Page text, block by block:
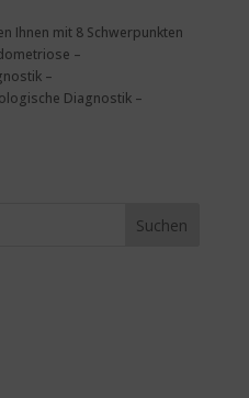
Ihnen mit 8 Schwerpunkten
–
–
Diagnostik –